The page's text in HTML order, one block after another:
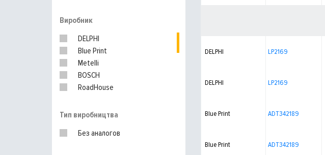
Виробник
DELPHI
Blue Print
Metelli
BOSCH
RoadHouse
Textar
TRW
Тип виробництва
Без аналогов
DELPHI LP2169
DELPHI LP2169
Blue Print ADT342189
Blue Print ADT342189